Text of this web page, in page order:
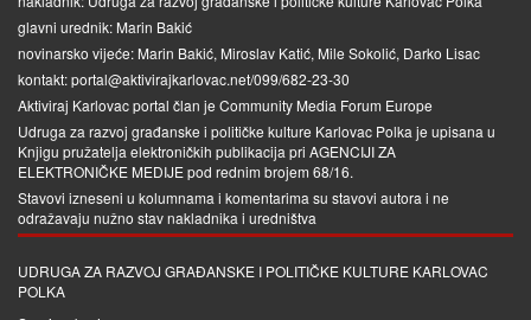
glavni urednik: Marin Bakić
novinarsko vijeće: Marin Bakić, Miroslav Katić, Mile Sokolić, Darko Lisac
kontakt: portal@aktivirajkarlovac.net/099/682-23-30
Aktiviraj Karlovac portal član je Community Media Forum Europe
Udruga za razvoj građanske i političke kulture Karlovac Polka je upisana u
Knjigu pružatelja elektroničkih publikacija pri AGENCIJI ZA
ELEKTRONIČKE MEDIJEpod rednim brojem 68/16.
Stavovi izneseni u kolumnama i komentarima su stavovi autora i ne
odražavaju nužno stav nakladnika i uredništva
UDRUGA ZA RAZVOJ GRAĐANSKE I POLITIČKE KULTURE KARLOVAC
POLKA